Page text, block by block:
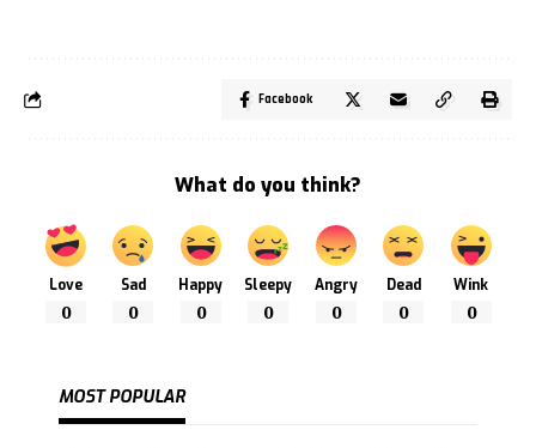
Facebook
What do you think?
Love
0
Sad
0
Happy
0
Sleepy
0
Angry
0
Dead
0
Wink
0
MOST POPULAR